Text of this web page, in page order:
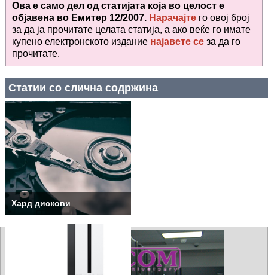
Ова е само дел од статијата која во целост е
објавена во Емитер 12/2007. Нарачајте го овој број
за да ја прочитате целата статија, а ако веќе го имате
купено електронското издание најавете се за да го
прочитате.
Статии со слична содржина
Хард дискови